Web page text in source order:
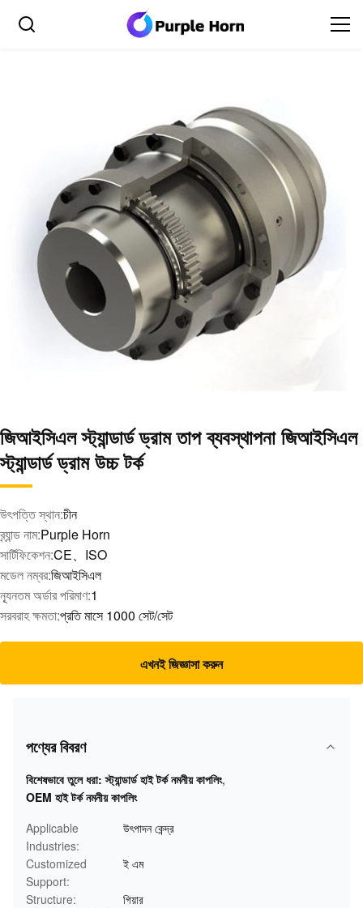
জিআইসিএল স্ট্যান্ডার্ড ড্রাম তাপ ব্যবস্থাপনা জিআইসিএল
স্ট্যান্ডার্ড ড্রাম উচ্চ টর্ক
উৎপত্তি স্থান:চীন
ব্র্যান্ড নাম:Purple Horn
সার্টিফিকেশন:CE、ISO
মডেল নম্বর:জিআইসিএল
ন্যূনতম অর্ডার পরিমাণ:1
সরবরাহ ক্ষমতা:প্রতি মাসে 1000 সেট/সেট
এখনই জিজ্ঞাসা করুন
পণ্যের বিবরণ
বিশেষভাবে তুলে ধরা: স্ট্যান্ডার্ড হাই টর্ক নমনীয় কাপলিং,
OEM হাই টর্ক নমনীয় কাপলিং
Applicable
Industries:
উৎপাদন কেন্দ্র
Customized
Support:
ই এম
Structure:
গিয়ার